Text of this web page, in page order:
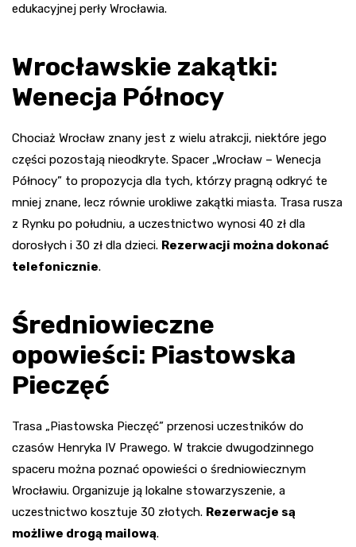
edukacyjnej perły Wrocławia.
Wrocławskie zakątki:
Wenecja Północy
Chociaż Wrocław znany jest z wielu atrakcji, niektóre jego
części pozostają nieodkryte. Spacer „Wrocław – Wenecja
Północy” to propozycja dla tych, którzy pragną odkryć te
mniej znane, lecz równie urokliwe zakątki miasta. Trasa rusza
z Rynku po południu, a uczestnictwo wynosi 40 zł dla
dorosłych i 30 zł dla dzieci. Rezerwacji można dokonać
telefonicznie.
Średniowieczne
opowieści: Piastowska
Pieczęć
Trasa „Piastowska Pieczęć” przenosi uczestników do
czasów Henryka IV Prawego. W trakcie dwugodzinnego
spaceru można poznać opowieści o średniowiecznym
Wrocławiu. Organizuje ją lokalne stowarzyszenie, a
uczestnictwo kosztuje 30 złotych. Rezerwacje są
możliwe drogą mailową.